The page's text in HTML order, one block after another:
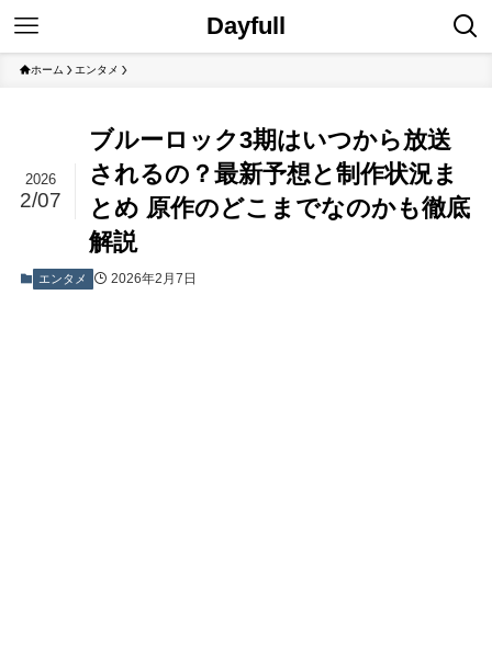
Dayfull
ホーム エンタメ
ブルーロック3期はいつから放送
されるの？最新予想と制作状況ま
とめ 原作のどこまでなのかも徹底
解説
2026
2/07
エンタメ 2026年2月7日